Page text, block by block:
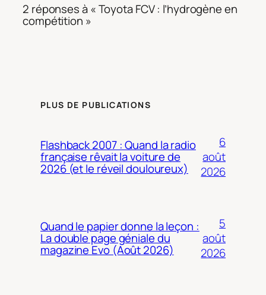
2 réponses à « Toyota FCV : l’hydrogène en
compétition »
PLUS DE PUBLICATIONS
Flashback 2007 : Quand la radio
française rêvait la voiture de
2026 (et le réveil douloureux)
6
août
2026
Quand le papier donne la leçon :
La double page géniale du
magazine Evo (Août 2026)
5
août
2026